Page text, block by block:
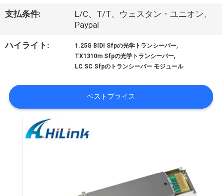
い
場
ツ
支払条件:
L/C、T/T、ウェスタン・ユニオン、
Paypal
ハイライト: 1.25G BIDI Sfpの光学トランシーバー,
TX1310m Sfpの光学トランシーバー,
LC SC Sfpのトランシーバー モジュール
ベストプライス